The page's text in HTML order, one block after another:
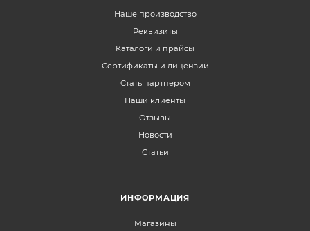
Наше производство
Реквизиты
Каталоги и прайсы
Сертификаты и лицензии
Стать партнером
Наши клиенты
Отзывы
Новости
Статьи
ИНФОРМАЦИЯ
Магазины